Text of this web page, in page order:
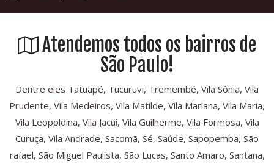
Atendemos todos os bairros de
São Paulo!
Dentre eles Tatuapé, Tucuruvi, Tremembé, Vila Sônia, Vila
Prudente, Vila Medeiros, Vila Matilde, Vila Mariana, Vila Maria,
Vila Leopoldina, Vila Jacuí, Vila Guilherme, Vila Formosa, Vila
Curuça, Vila Andrade, Sacomã, Sé, Saúde, Sapopemba, São
rafael, São Miguel Paulista, São Lucas, Santo Amaro, Santana,